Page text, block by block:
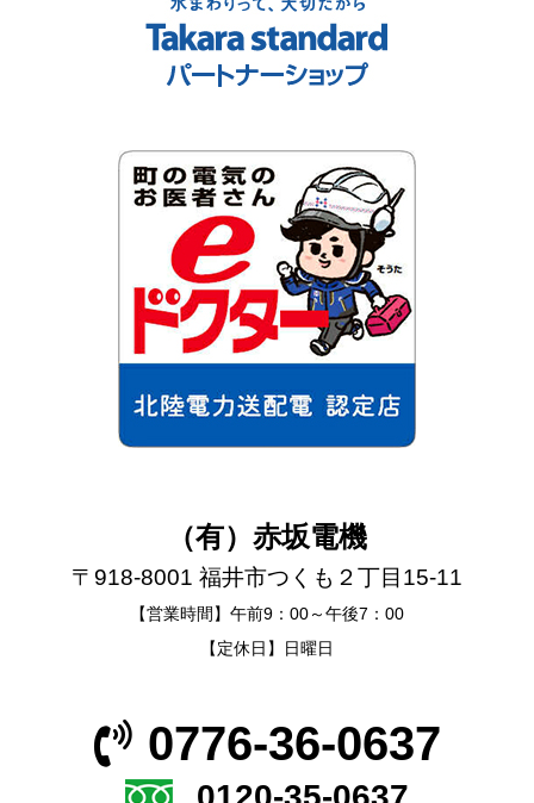
（有）赤坂電機
〒918-8001 福井市つくも２丁目15-11
【営業時間】午前9：00～午後7：00
【定休日】日曜日
0776-36-0637